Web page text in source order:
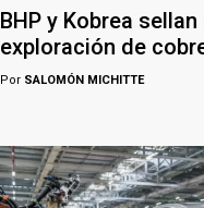
BHP y Kobrea
exploración de
Por SALOMÓN MICHITTE